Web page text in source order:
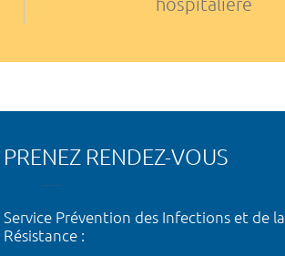
hospitalière
PRENEZ RENDEZ-VOUS
Service Prévention des Infections et de la
Résistance :